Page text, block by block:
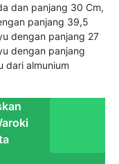
dan panjang 30 Cm,
panjang 39,5
dengan panjang 27
dengan panjang
dari almunium